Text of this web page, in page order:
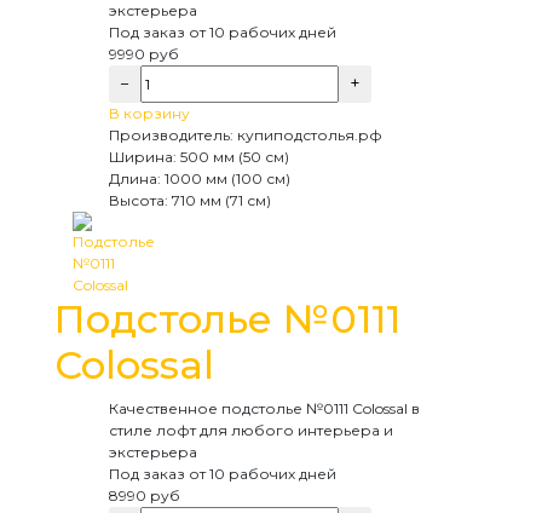
экстерьера
Под заказ от 10 рабочих дней
9990 руб
− +
В корзину
Производитель: купиподстолья.рф
Ширина: 500 мм (50 см)
Длина: 1000 мм (100 см)
Высота: 710 мм (71 см)
Подстолье №0111
Colossal
Качественное подстолье №0111 Colossal в
стиле лофт для любого интерьера и
экстерьера
Под заказ от 10 рабочих дней
8990 руб